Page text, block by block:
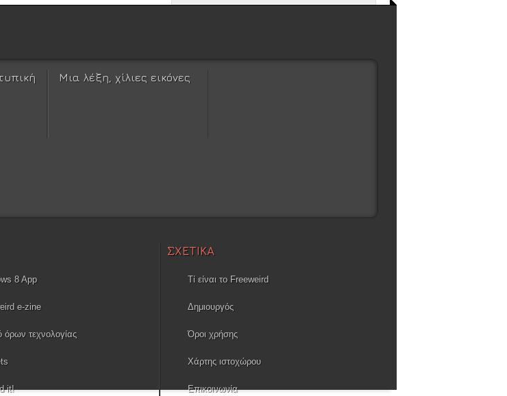
Μια λέξη, χίλιες εικόνες
8 App
e-zine
όρων τεχνολογίας
it!
ΣΧΕΤΙΚΑ
Τί είναι το Freeweird
Δημιουργός
Όροι χρήσης
Χάρτης ιστοχώρου
Επικοινωνία